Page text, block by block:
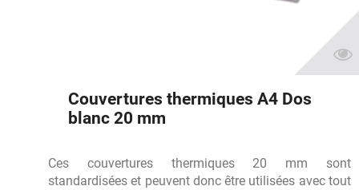
Couvertures thermiques A4 Dos
blanc 20 mm
Ces couvertures thermiques 20 mm sont
standardisées et peuvent donc être utilisées avec tout